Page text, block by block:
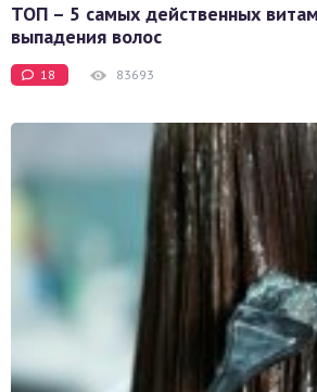
ТОП – 5 самых действенных
выпадения волос
18 83693